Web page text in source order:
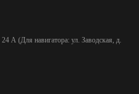
А (Для навигатора: ул. Заводская, д.